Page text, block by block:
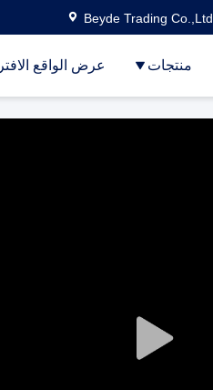
Beyde Trading Co.,Ltd
منتجات عرض الواقع
Play